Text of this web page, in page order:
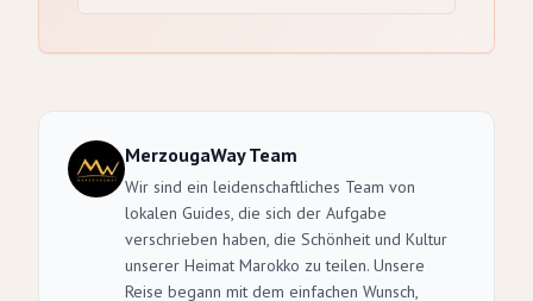
MerzougaWay Team
Wir sind ein leidenschaftliches Team von
lokalen Guides, die sich der Aufgabe
verschrieben haben, die Schönheit und Kultur
unserer Heimat Marokko zu teilen. Unsere
Reise begann mit dem einfachen Wunsch,